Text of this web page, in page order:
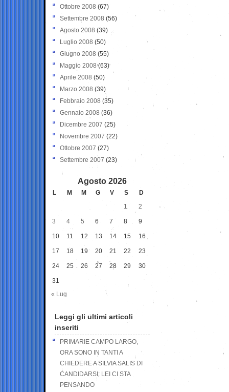
Ottobre 2008 (67)
Settembre 2008 (56)
Agosto 2008 (39)
Luglio 2008 (50)
Giugno 2008 (55)
Maggio 2008(63)
Aprile 2008 (50)
Marzo 2008 (39)
Febbraio 2008 (35)
Gennaio 2008 (36)
Dicembre 2007 (25)
Novembre 2007 (22)
Ottobre 2007 (27)
Settembre 2007 (23)
Agosto 2026
L M M G V S
D
1
2
3 4 5 6 7 8 9
10 11 12 13 14 15 16
17 18 19 20 21 22 23
24 25 26 27 28 29 30
31
« Lug
Leggi gli ultimi articoli
inseriti
PRIMARIE CAMPO LARGO,
ORA SONO IN TANTI A
CHIEDERE A SILVIA SALIS DI
CANDIDARSI: LEI CI STA
PENSANDO